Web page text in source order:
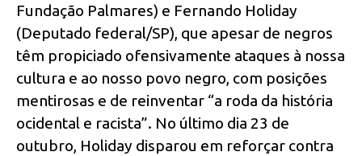
Fundação Palmares) e Fernando Holiday
(Deputado federal/SP), que apesar de negros
têm propiciado ofensivamente ataques à nossa
cultura e ao nosso povo negro, com posições
mentirosas e de reinventar “a roda da história
ocidental e racista”. No último dia 23 de
outubro, Holiday disparou em reforçar contra